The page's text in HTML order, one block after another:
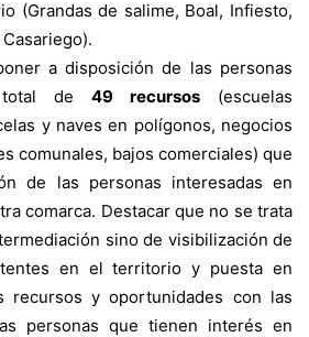
(Grandas de salime, Boal, Infiesto,
a disposición de las personas
total de 49 recursos (escuelas
y naves en polígonos, negocios
comunales, bajos comerciales) que
de las personas interesadas en
comarca. Destacar que no se trata
sino de visibilización de
en el territorio y puesta en
recursos y oportunidades con las
personas que tienen interés en